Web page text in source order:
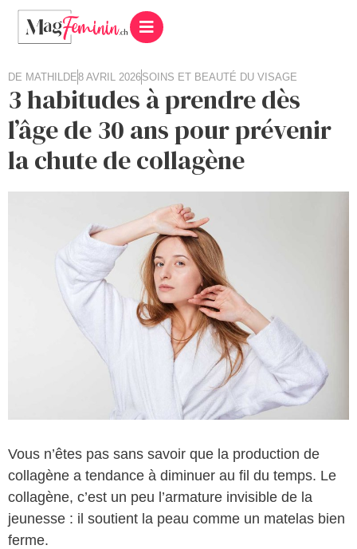
DE MATHILDE8 AVRIL 2026SOINS ET BEAUTÉ DU VISAGE
3 habitudes à prendre dès
l’âge de 30 ans pour prévenir
la chute de collagène
Vous n’êtes pas sans savoir que la production de
collagène a tendance à diminuer au fil du temps. Le
collagène, c’est un peu l’armature invisible de la
jeunesse : il soutient la peau comme un matelas bien
ferme.